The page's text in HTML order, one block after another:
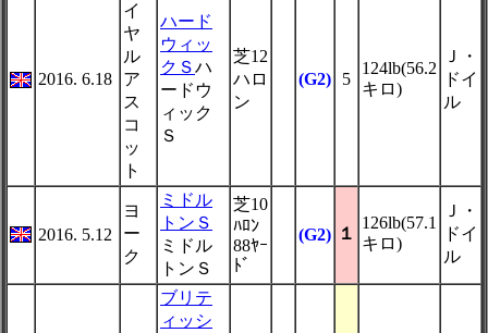
2016. 6.18
イ
ヤ
ル
ア
ス
コ
ッ
ト
ハード
ウィッ
クＳハ
ードウ
ィック
Ｓ
芝12
ハロ
ン
(G2) 5
124lb(56.2
キロ)
Ｊ・
ドイ
ル
2016. 5.12
ヨ
ー
ク
ミドル
トンＳ
ミドル
トンＳ
芝10
ﾊﾛﾝ
88ﾔｰ
ﾄﾞ
(G2) １
126lb(57.1
キロ)
Ｊ・
ドイ
ル
ブリテ
ィッシ